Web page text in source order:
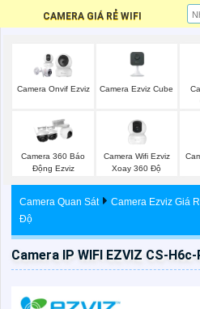
CAMERA GIÁ RẺ WIFI
Camera Onvif Ezviz Camera Ezviz Cube
Camera 360 Báo
Động Ezviz
Camera Wifi Ezviz
Xoay 360 Độ
Camera Quan Sát Camera Ezviz Giá
Độ
Camera IP WIFI EZVIZ CS-